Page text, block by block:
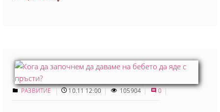
РАЗВИТИЕ 10.11 12:00 105904 0